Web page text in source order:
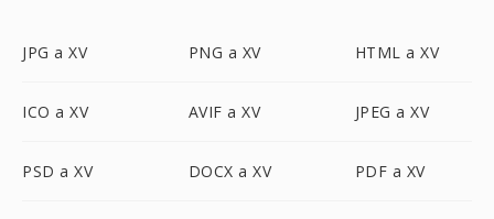
JPG a XV PNG a XV HTML a XV
ICO a XV AVIF a XV JPEG a XV
PSD a XV DOCX a XV PDF a XV